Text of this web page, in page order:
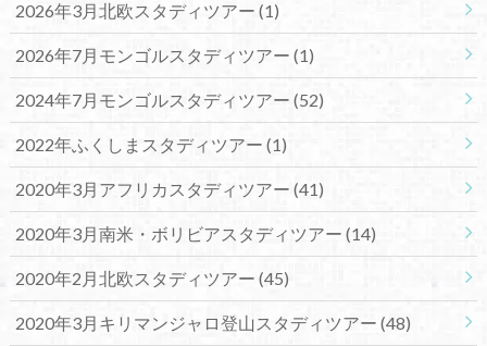
2026年3月北欧スタディツアー (1)
2026年7月モンゴルスタディツアー (1)
2024年7月モンゴルスタディツアー (52)
2022年ふくしまスタディツアー (1)
2020年3月アフリカスタディツアー (41)
2020年3月南米・ボリビアスタディツアー (14)
2020年2月北欧スタディツアー (45)
2020年3月キリマンジャロ登山スタディツアー (48)